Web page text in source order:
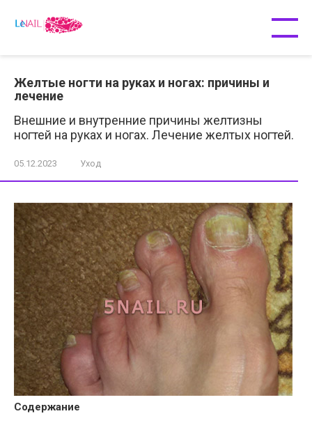
Желтые ногти на руках и ногах: причины и
лечение
Внешние и внутренние причины желтизны
ногтей на руках и ногах. Лечение желтых ногтей.
05.12.2023 Уход
Содержание